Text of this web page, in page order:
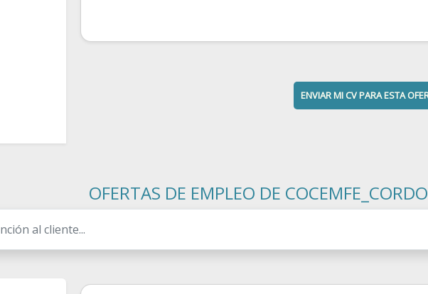
ENVIAR MI CV PARA ESTA
OFERTAS DE EMPLEO DE